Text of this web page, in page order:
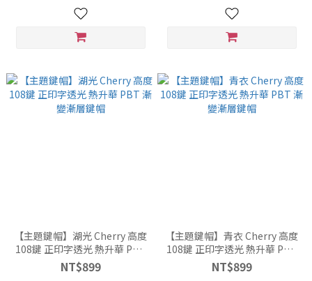
【主題鍵帽】湖光 Cherry 高度
108鍵 正印字透光 熱升華 PBT
漸變漸層鍵帽
NT$899
【主題鍵帽】青衣 Cherry 高度
108鍵 正印字透光 熱升華 PBT
漸變漸層鍵帽
NT$899